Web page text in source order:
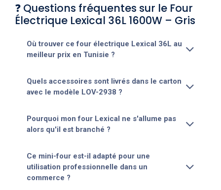
❓ Questions fréquentes sur le Four
Électrique Lexical 36L 1600W – Gris
Où trouver ce four électrique Lexical 36L au
meilleur prix en Tunisie ?
Quels accessoires sont livrés dans le carton
avec le modèle LOV-2938 ?
Pourquoi mon four Lexical ne s'allume pas
alors qu'il est branché ?
Ce mini-four est-il adapté pour une
utilisation professionnelle dans un
commerce ?